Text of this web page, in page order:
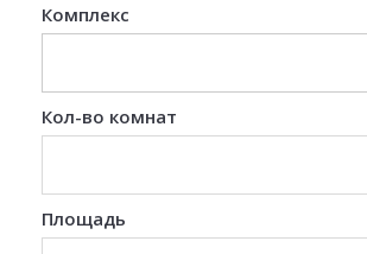
Комплекс
Кол-во комнат
Площадь